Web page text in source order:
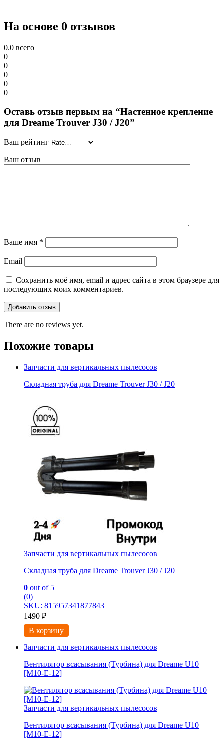
На основе 0 отзывов
0.0 всего
0
0
0
0
0
Оставь отзыв первым на “Настенное крепление
для Dreame Trouver J30 / J20”
Ваш рейтинг
Ваш отзыв
Ваше имя *
Email
Сохранить моё имя, email и адрес сайта в этом браузере для
последующих моих комментариев.
There are no reviews yet.
Похожие товары
Запчасти для вертикальных пылесосов
Складная труба для Dreame Trouver J30 / J20
Запчасти для вертикальных пылесосов
Складная труба для Dreame Trouver J30 / J20
0 out of 5
(0)
SKU: 815957341877843
1490 ₽
В корзину
Запчасти для вертикальных пылесосов
Вентилятор всасывания (Турбина) для Dreame U10
[M10-E-12]
Запчасти для вертикальных пылесосов
Вентилятор всасывания (Турбина) для Dreame U10
[M10-E-12]